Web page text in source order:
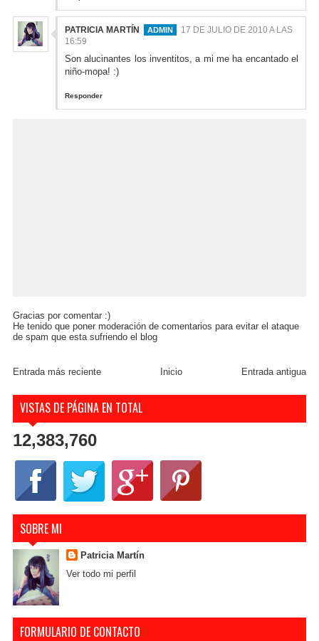
PATRICIA MARTÍN
17 DE JULIO DE 2010 A LAS
16:59
Son alucinantes los inventitos, a mi me ha encantado el
niño-mopa! :)
Responder
Gracias por comentar :)
He tenido que poner moderación de comentarios para evitar el ataque
de spam que esta sufriendo el blog
Entrada más reciente Entrada antigua
Inicio
VISTAS DE PÁGINA EN TOTAL
12,383,760
SOBRE MI
Patricia Martín
Ver todo mi perfil
FORMULARIO DE CONTACTO